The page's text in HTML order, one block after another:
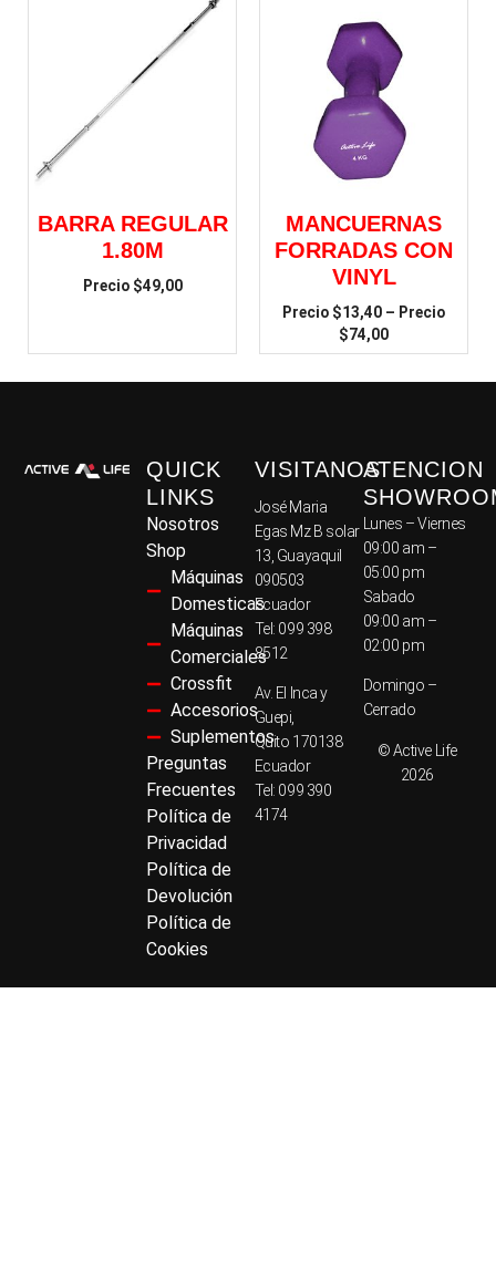
BARRA REGULAR
1.80M
$49,00
MANCUERNAS
FORRADAS CON
VINYL
$13,40 –
$74,00
QUICK
LINKS
Nosotros
Shop
Máquinas
Domesticas
Máquinas
Comerciales
Crossfit
Accesorios
Suplementos
Preguntas
Frecuentes
Política de
Privacidad
Política de
Devolución
Política de
Cookies
VISITANOS
José Maria
Egas Mz B solar
13, Guayaquil
090503
Ecuador
Tel: 099 398
8512
Av. El Inca y
Guepi,
Quito 170138
Ecuador
Tel: 099 390
4174
ATENCION
Lunes – Viernes
09:00 am –
05:00 pm
Sabado
09:00 am –
02:00 pm
Domingo –
Cerrado
© Active Life
2026